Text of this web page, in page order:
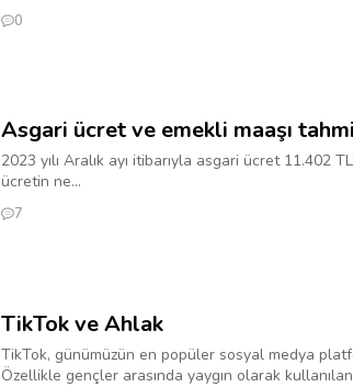
0
Asgari ücret ve emekli maaşı
2023 yılı Aralık ayı itibarıyla asgari ücret 11.402
ücretin ne...
7
TikTok ve Ahlak
TikTok, günümüzün en popüler sosyal medya
Özellikle gençler arasında yaygın olarak